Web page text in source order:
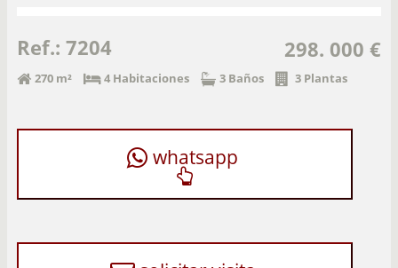
Ref.: 7204 298. 000 €
270 m² 4 Habitaciones 3 Baños 3 Plantas
whatsapp